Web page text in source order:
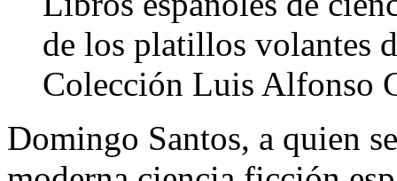
de los platillos volantes
Colección Luis Alfonso
Domingo Santos, a quien